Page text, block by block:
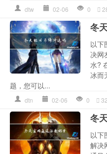
dtw 02-06 0
冬
以下
决网
水?
冰而
题，您可以...
dtn 02-06 0
冬
以下
解决